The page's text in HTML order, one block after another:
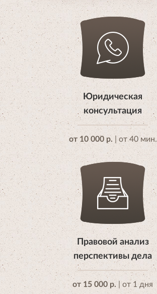
Юридическая
консультация
от 10 000 р. | от 40 мин.
Правовой анализ
перспективы дела
от 15 000 р. | от 1 дня